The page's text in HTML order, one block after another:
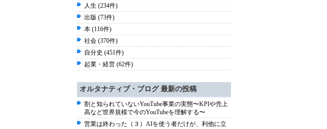
人生 (234件)
出版 (73件)
本 (116件)
社会 (370件)
自分史 (451件)
起業・経営 (62件)
オルタナティブ・ブログ 最新の投稿
割と知られていないYouTube事業の実態〜KPIや売上
高など世界規模で今のYouTubeを理解する〜
営業は終わった（３）AIを使う者だけが、利他に立